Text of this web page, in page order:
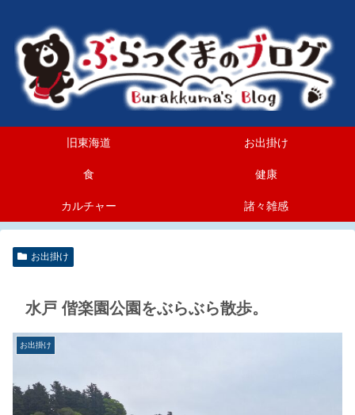
旧東海道 お出掛け
食 健康
カルチャー 諸々雑感
お出掛け
水戸 偕楽園公園をぶらぶら散歩。
お出掛け